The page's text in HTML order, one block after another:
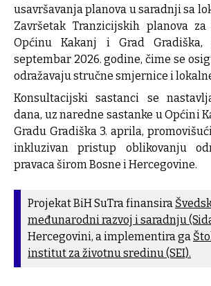
usavršavanja planova u saradnji sa
Završetak Tranzicijskih planova za
Općinu Kakanj i Grad
septembar 2026. godine, čime se
odražavaju stručne smjernice i
Konsultacijski sastanci se
dana, uz naredne sastanke u Općini
Gradu Gradiška 3. aprila,
inkluzivan pristup oblikovanju
pravaca širom Bosne i Hercegovine.
Projekat BiH SuTra finansira
međunarodni razvoj i saradnju
Hercegovini, a implementira ga
institut za životnu sredinu (SEI).